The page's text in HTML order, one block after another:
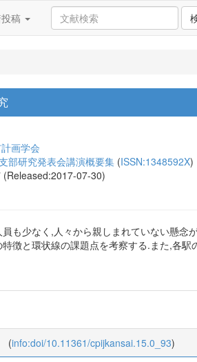
稿
画学会
部研究発表会講演概要集 (ISSN:1348592X)
07-30)
も少なく,人々から親しまれていない懸念
徴と環状線の課題点を考察する.また,各
(info:doi/10.11361/cpijkansai.15.0_93)